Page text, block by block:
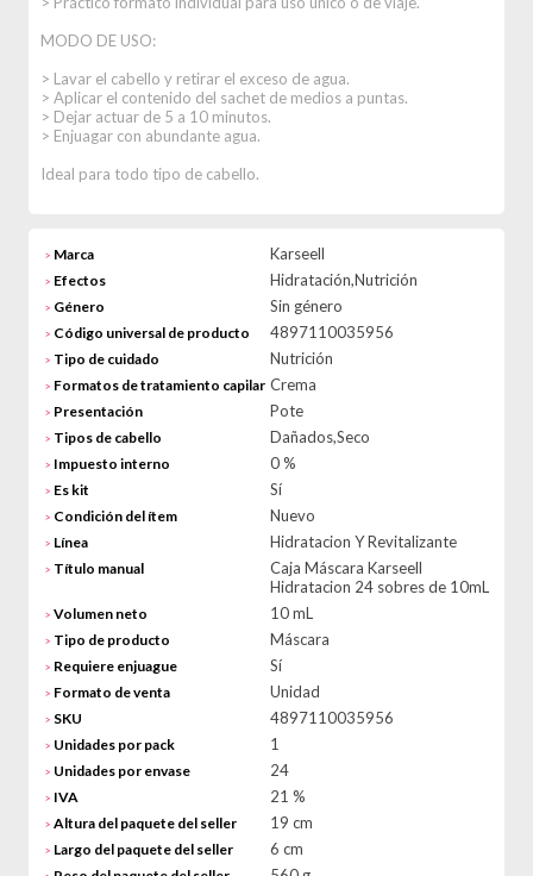
MODO DE USO:
> Lavar el cabello y retirar el exceso de agua.
> Aplicar el contenido del sachet de medios a puntas.
> Dejar actuar de 5 a 10 minutos.
> Enjuagar con abundante agua.
Ideal para todo tipo de cabello.
> Marca Karseell
> Efectos Hidratación,Nutrición
> Género Sin género
> Código universal de producto 4897110035956
> Tipo de cuidado Nutrición
> Formatos de tratamiento capilar Crema
> Presentación Pote
> Tipos de cabello Dañados,Seco
> Impuesto interno 0 %
> Es kit Sí
> Condición del ítem Nuevo
> Línea Hidratacion Y Revitalizante
> Título manual
Caja Máscara Karseell
Hidratacion 24 sobres de 10mL
> Volumen neto 10 mL
> Tipo de producto Máscara
> Requiere enjuague Sí
> Formato de venta Unidad
> SKU 4897110035956
> Unidades por pack 1
> Unidades por envase 24
> IVA 21 %
> Altura del paquete del seller 19 cm
> Largo del paquete del seller 6 cm